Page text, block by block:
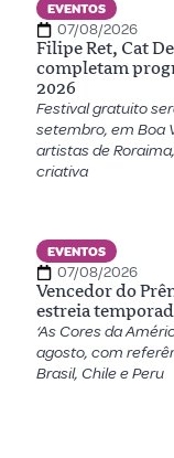
EVENTOS
07/08/2026
Filipe Ret, Cat
completam
2026
Festival gratuito
setembro, em Boa
artistas de
criativa
EVENTOS
07/08/2026
Vencedor do
estreia
‘As Cores da
agosto, com
Brasil, Chile e Peru